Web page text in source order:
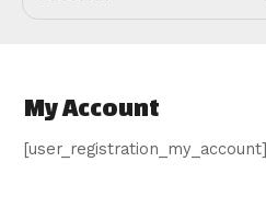
My Account
[user_registration_my_account]